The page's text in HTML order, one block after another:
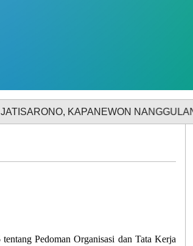
NANGGULAN,
Pedoman Organisasi dan Tata Kerja